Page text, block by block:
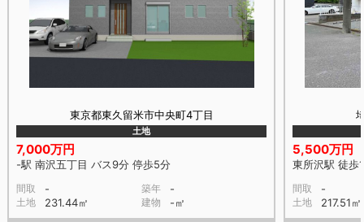
東京都東久留米市中央町4丁目
土地
7,000万円
-駅 南沢五丁目 バス9分 停歩5分
間取 - 築年 -
土地 231.44㎡ 建物 -㎡
5,500万円
東所沢駅 徒歩
間取 -
土地 217.51㎡